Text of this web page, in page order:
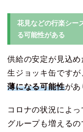
花見などの行楽シー
る可能性がある
供給の安定が見込
生ジョッキ缶です
薄になる可能性があ
コロナの状況によ
グループも増えるの